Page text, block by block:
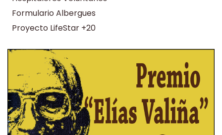
Formulario Albergues
Proyecto LifeStar +20